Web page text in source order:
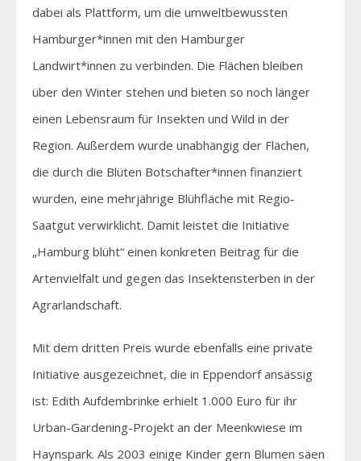
dabei als Plattform, um die umweltbewussten
Hamburger*innen mit den Hamburger
Landwirt*innen zu verbinden. Die Flächen bleiben
über den Winter stehen und bieten so noch länger
einen Lebensraum für Insekten und Wild in der
Region. Außerdem wurde unabhängig der Flächen,
die durch die Blüten Botschafter*innen finanziert
wurden, eine mehrjährige Blühfläche mit Regio‐
Saatgut verwirklicht. Damit leistet die Initiative
„Hamburg blüht“ einen konkreten Beitrag für die
Artenvielfalt und gegen das Insektensterben in der
Agrarlandschaft.
Mit dem dritten Preis wurde ebenfalls eine private
Initiative ausgezeichnet, die in Eppendorf ansässig
ist: Edith Aufdembrinke erhielt 1.000 Euro für ihr
Urban-Gardening-Projekt an der Meenkwiese im
Haynspark. Als 2003 einige Kinder gern Blumen säen